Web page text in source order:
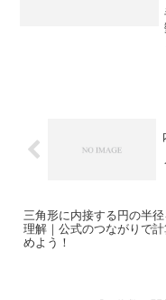
三角形に内接する円の半
理解｜公式のつながりで
めよう！